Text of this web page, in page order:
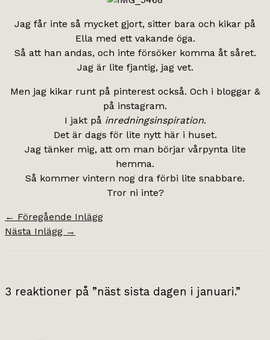
Jag får inte så mycket gjort, sitter bara och kikar på
Ella med ett vakande öga.
Så att han andas, och inte försöker komma åt såret.
Jag är lite fjantig, jag vet.
Men jag kikar runt på pinterest också. Och i bloggar &
på instagram.
I jakt påinredningsinspiration.
Det är dags för lite nytt här i huset.
Jag tänker mig, att om man börjar vårpynta lite
hemma.
Så kommer vintern nog dra förbi lite snabbare.
Tror ni inte?
← Föregående Inlägg
Nästa Inlägg →
3 reaktioner på ”näst sista dagen i januari.”